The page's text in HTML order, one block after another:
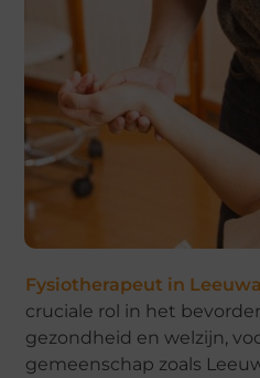
Fysiotherapeut in
cruciale rol in het
gezondheid en welzijn,
gemeenschap zoals